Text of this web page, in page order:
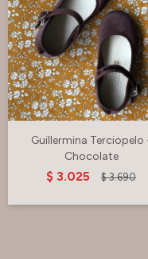
Guillermina Terciopelo
Chocolate
$ 3.025 $ 3.690